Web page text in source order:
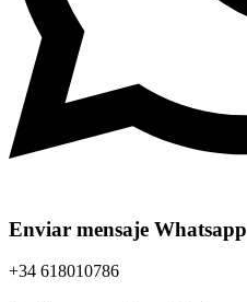
Enviar mensaje Whatsapp
+34 618010786